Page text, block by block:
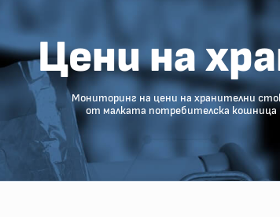
Цени на
Мониторинг на цени на хранителни
от малката потребителска кошница